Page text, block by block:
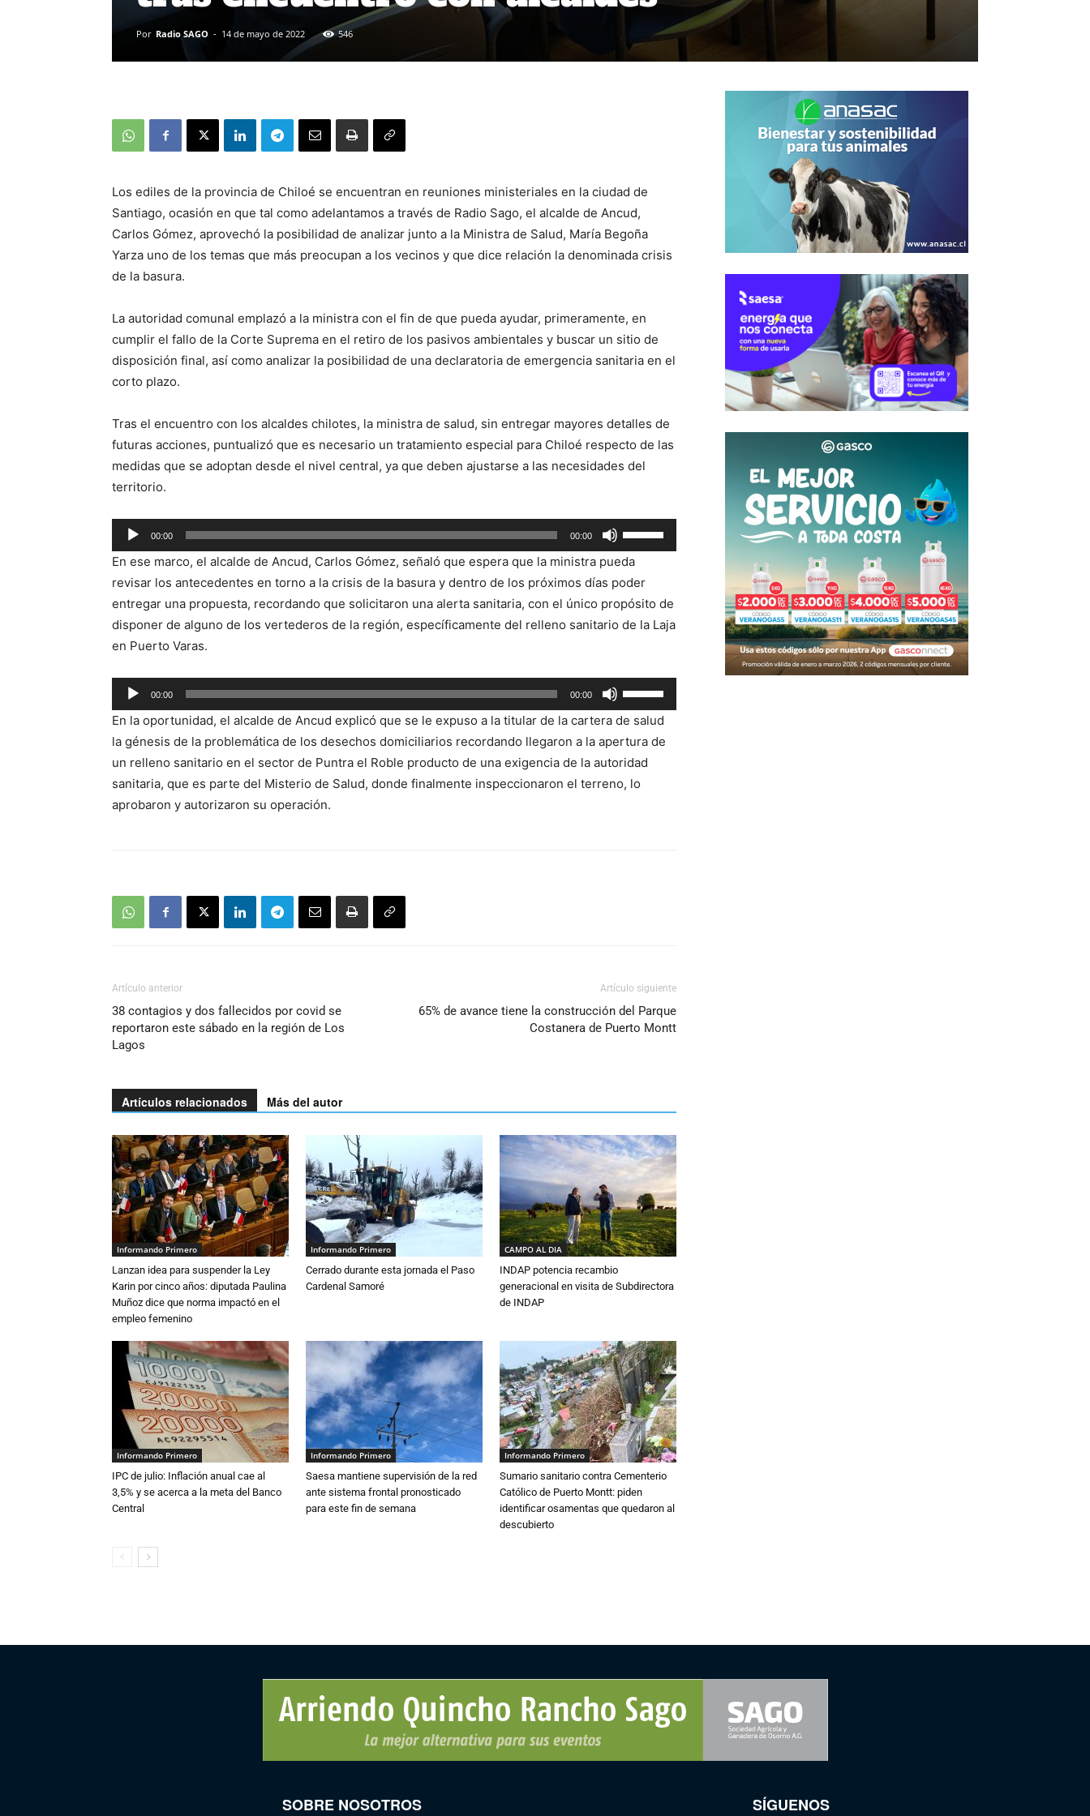
Por Radio SAGO - 14 de mayo de 2022 546
Los ediles de la provincia de Chiloé se encuentran en reuniones ministeriales en la ciudad de
Santiago, ocasión en que tal como adelantamos a través de Radio Sago, el alcalde de Ancud,
Carlos Gómez, aprovechó la posibilidad de analizar junto a la Ministra de Salud, María Begoña
Yarza uno de los temas que más preocupan a los vecinos y que dice relación la denominada crisis
de la basura.
La autoridad comunal emplazó a la ministra con el fin de que pueda ayudar, primeramente, en
cumplir el fallo de la Corte Suprema en el retiro de los pasivos ambientales y buscar un sitio de
disposición final, así como analizar la posibilidad de una declaratoria de emergencia sanitaria en el
corto plazo.
Tras el encuentro con los alcaldes chilotes, la ministra de salud, sin entregar mayores detalles de
futuras acciones, puntualizó que es necesario un tratamiento especial para Chiloé respecto de las
medidas que se adoptan desde el nivel central, ya que deben ajustarse a las necesidades del
territorio.
Reproductor
de
audio
00:00 00:00
las
teclas
de
flecha
arriba/abajo
aumentar
o
disminuir
el
volumen.
En ese marco, el alcalde de Ancud, Carlos Gómez, señaló que espera que la ministra pueda
revisar los antecedentes en torno a la crisis de la basura y dentro de los próximos días poder
entregar una propuesta, recordando que solicitaron una alerta sanitaria, con el único propósito de
disponer de alguno de los vertederos de la región, específicamente del relleno sanitario de la Laja
en Puerto Varas.
Reproductor
de
audio
00:00 00:00
las
teclas
de
flecha
arriba/abajo
En la oportunidad, el alcalde de Ancud explicó que se le expuso a la titular de la cartera de salud
la génesis de la problemática de los desechos domiciliarios recordando llegaron a la apertura de
un relleno sanitario en el sector de Puntra el Roble producto de una exigencia de la autoridad
sanitaria, que es parte del Misterio de Salud, donde finalmente inspeccionaron el terreno, lo
aprobaron y autorizaron su operación.
Artículo anterior
38 contagios y dos fallecidos por covid se
reportaron este sábado en la región de Los
Lagos
Artículo siguiente
65% de avance tiene la construcción del Parque
Costanera de Puerto Montt
Artículos relacionados Más del autor
Informando Primero
Lanzan idea para suspender la Ley
Karin por cinco años: diputada Paulina
Muñoz dice que norma impactó en el
empleo femenino
Informando Primero
Cerrado durante esta jornada el Paso
Cardenal Samoré
CAMPO AL DIA
INDAP potencia recambio
generacional en visita de Subdirectora
de INDAP
Informando Primero
IPC de julio: Inflación anual cae al
3,5% y se acerca a la meta del Banco
Central
Informando Primero
Saesa mantiene supervisión de la red
ante sistema frontal pronosticado
para este fin de semana
Informando Primero
Sumario sanitario contra Cementerio
Católico de Puerto Montt: piden
identificar osamentas que quedaron al
descubierto
SOBRE NOSOTROS SÍGUENOS